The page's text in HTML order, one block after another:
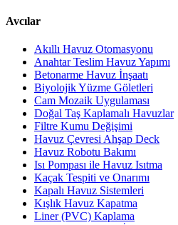
Avcılar
Akıllı Havuz Otomasyonu
Anahtar Teslim Havuz Yapımı
Betonarme Havuz İnşaatı
Biyolojik Yüzme Göletleri
Cam Mozaik Uygulaması
Doğal Taş Kaplamalı Havuzlar
Filtre Kumu Değişimi
Havuz Çevresi Ahşap Deck
Havuz Robotu Bakımı
Isı Pompası ile Havuz Isıtma
Kaçak Tespiti ve Onarımı
Kapalı Havuz Sistemleri
Kışlık Havuz Kapatma
Liner (PVC) Kaplama